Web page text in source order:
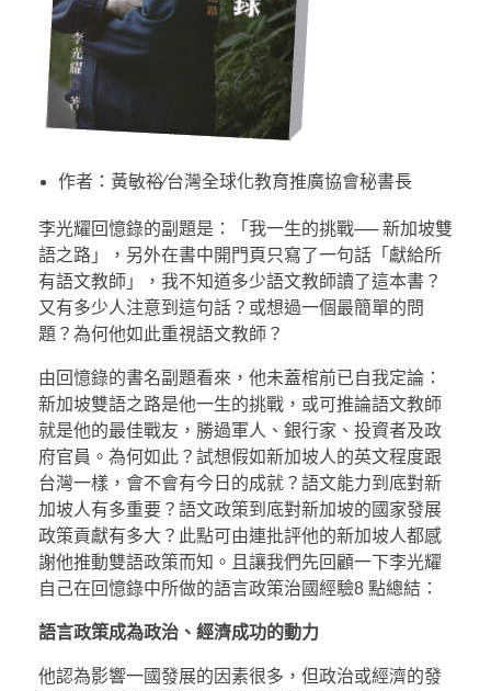
作者：黃敏裕∕台灣全球化教育推廣協會秘書長
李光耀回憶錄的副題是：「我一生的挑戰── 新加坡雙
語之路」，另外在書中開門頁只寫了一句話「獻給所
有語文教師」，我不知道多少語文教師讀了這本書？
又有多少人注意到這句話？或想過一個最簡單的問
題？為何他如此重視語文教師？
由回憶錄的書名副題看來，他未蓋棺前已自我定論：
新加坡雙語之路是他一生的挑戰，或可推論語文教師
就是他的最佳戰友，勝過軍人、銀行家、投資者及政
府官員。為何如此？試想假如新加坡人的英文程度跟
台灣一樣，會不會有今日的成就？語文能力到底對新
加坡人有多重要？語文政策到底對新加坡的國家發展
政策貢獻有多大？此點可由連批評他的新加坡人都感
謝他推動雙語政策而知。且讓我們先回顧一下李光耀
自己在回憶錄中所做的語言政策治國經驗8 點總結：
語言政策成為政治、經濟成功的動力
他認為影響一國發展的因素很多，但政治或經濟的發